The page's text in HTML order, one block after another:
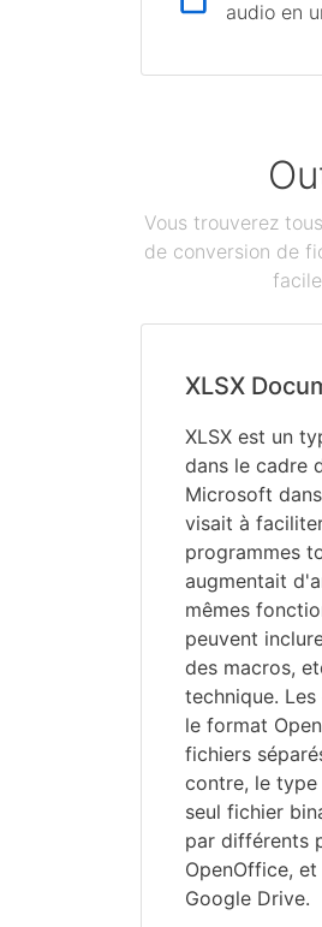
audio en
Vous trouverez
de conversion de
XLSX
XLSX est un
dans le cadre
Microsoft
visait à
programmes
augmentait
mêmes
peuvent
des macros,
technique.
le format
fichiers
contre, le type
seul fichier
par différents
OpenOffice,
Google Drive.